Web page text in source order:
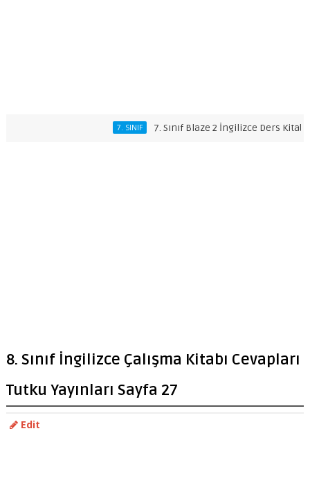
7. Sınıf Blaze 2 İngilizce Ders Kitabı
8. Sınıf İngilizce Çalışma Kitabı Cevapları
Tutku Yayınları Sayfa 27
Edit